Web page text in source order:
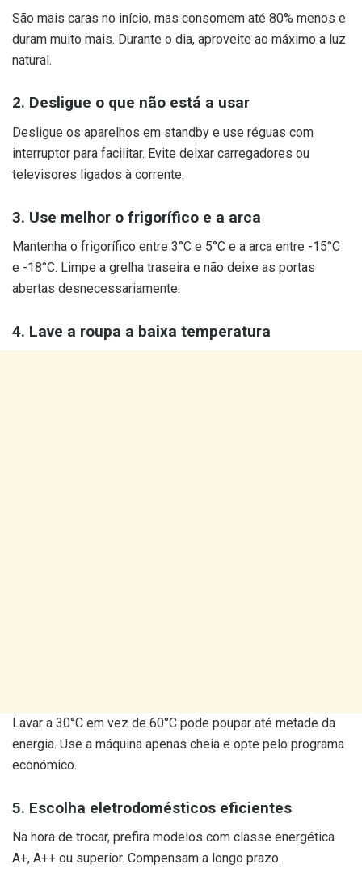
São mais caras no início, mas consomem até 80% menos e
duram muito mais. Durante o dia, aproveite ao máximo a luz
natural.
2. Desligue o que não está a usar
Desligue os aparelhos em standby e use réguas com
interruptor para facilitar. Evite deixar carregadores ou
televisores ligados à corrente.
3. Use melhor o frigorífico e a arca
Mantenha o frigorífico entre 3°C e 5°C e a arca entre -15°C
e -18°C. Limpe a grelha traseira e não deixe as portas
abertas desnecessariamente.
4. Lave a roupa a baixa temperatura
Lavar a 30°C em vez de 60°C pode poupar até metade da
energia. Use a máquina apenas cheia e opte pelo programa
económico.
5. Escolha eletrodomésticos eficientes
Na hora de trocar, prefira modelos com classe energética
A+, A++ ou superior. Compensam a longo prazo.